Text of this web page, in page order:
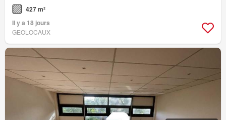
427 m²
Il y a 18 jours
GEOLOCAUX